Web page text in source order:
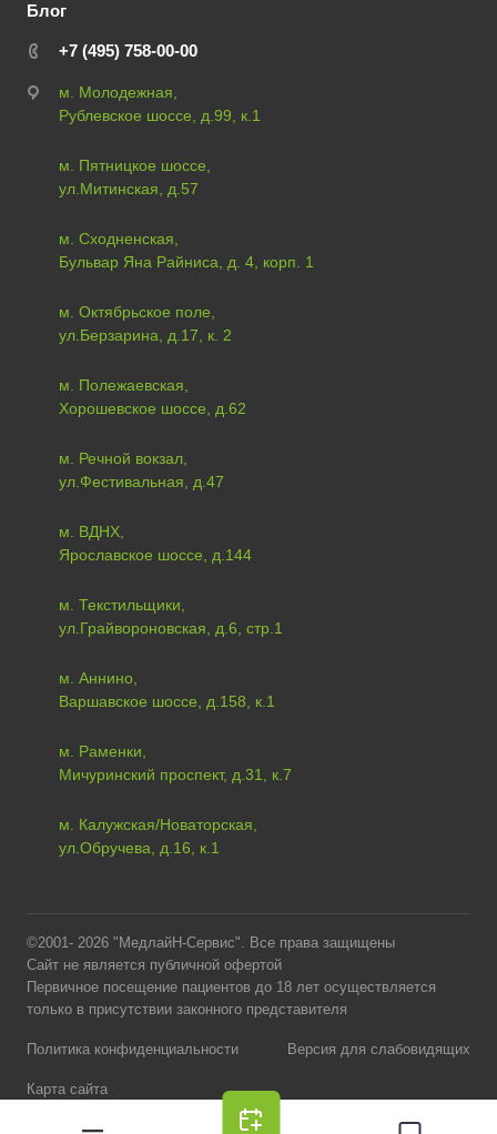
Блог
+7 (495) 758-00-00
м. Молодежная,
Рублевское шоссе, д.99, к.1
м. Пятницкое шоссе,
ул.Митинская, д.57
м. Сходненская,
Бульвар Яна Райниса, д. 4, корп. 1
м. Октябрьское поле,
ул.Берзарина, д.17, к. 2
м. Полежаевская,
Хорошевское шоссе, д.62
м. Речной вокзал,
ул.Фестивальная, д.47
м. ВДНХ,
Ярославское шоссе, д.144
м. Текстильщики,
ул.Грайвороновская, д.6, стр.1
м. Аннино,
Варшавское шоссе, д.158, к.1
м. Раменки,
Мичуринский проспект, д.31, к.7
м. Калужская/Новаторская,
ул.Обручева, д.16, к.1
©2001- 2026 "МедлайН-Сервис". Все права защищены
Сайт не является публичной офертой
Первичное посещение пациентов до 18 лет осуществляется
только в присутствии законного представителя
Политика конфиденциальности Версия для слабовидящих
Карта сайта